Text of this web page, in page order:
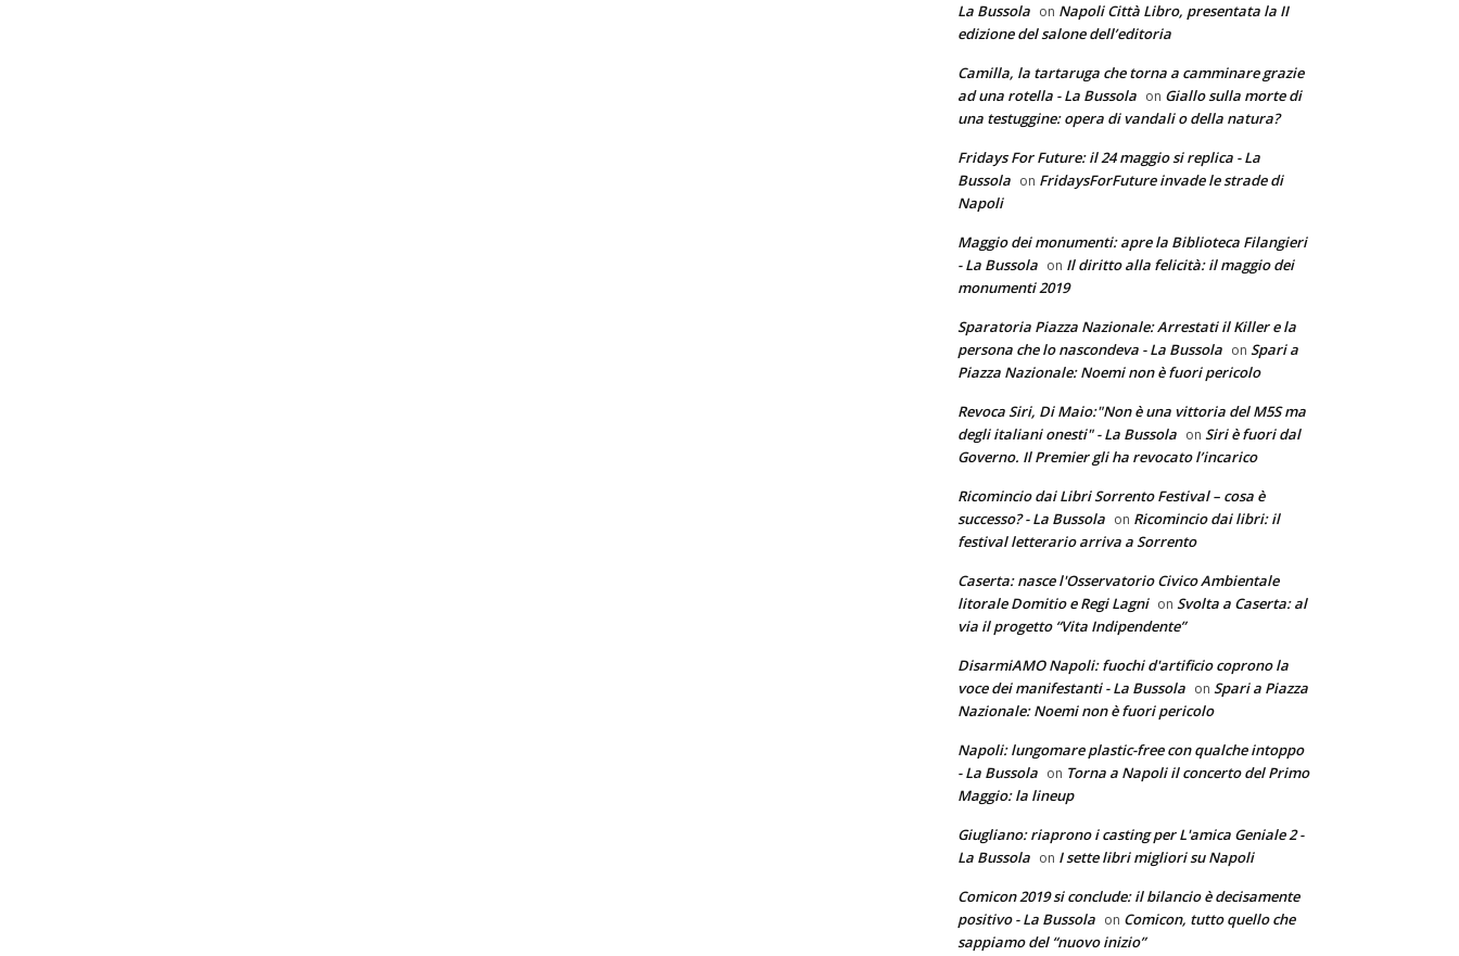
La Bussola on Napoli Città Libro, presentata la II
edizione del salone dell’editoria
Camilla, la tartaruga che torna a camminare grazie
ad una rotella - La Bussola on Giallo sulla morte di
una testuggine: opera di vandali o della natura?
Fridays For Future: il 24 maggio si replica - La
Bussola on FridaysForFuture invade le strade di
Napoli
Maggio dei monumenti: apre la Biblioteca Filangieri
- La Bussola on Il diritto alla felicità: il maggio dei
monumenti 2019
Sparatoria Piazza Nazionale: Arrestati il Killer e la
persona che lo nascondeva - La Bussola on Spari a
Piazza Nazionale: Noemi non è fuori pericolo
Revoca Siri, Di Maio:"Non è una vittoria del M5S ma
degli italiani onesti" - La Bussola on Siri è fuori dal
Governo. Il Premier gli ha revocato l’incarico
Ricomincio dai Libri Sorrento Festival – cosa è
successo? - La Bussola on Ricomincio dai libri: il
festival letterario arriva a Sorrento
Caserta: nasce l'Osservatorio Civico Ambientale
litorale Domitio e Regi Lagni on Svolta a Caserta: al
via il progetto “Vita Indipendente”
DisarmiAMO Napoli: fuochi d'artificio coprono la
voce dei manifestanti - La Bussola on Spari a Piazza
Nazionale: Noemi non è fuori pericolo
Napoli: lungomare plastic-free con qualche intoppo
- La Bussola on Torna a Napoli il concerto del Primo
Maggio: la lineup
Giugliano: riaprono i casting per L'amica Geniale 2 -
La Bussola on I sette libri migliori su Napoli
Comicon 2019 si conclude: il bilancio è decisamente
positivo - La Bussola on Comicon, tutto quello che
sappiamo del “nuovo inizio”